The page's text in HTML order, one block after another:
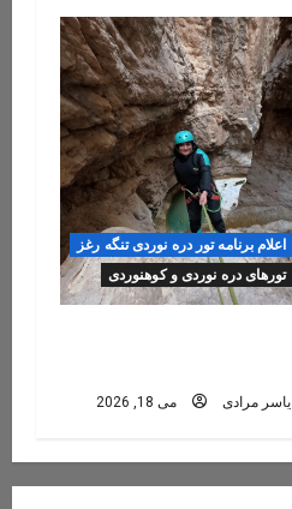
اعلام برنامه تور دره نوردی تنگه رغز
تورهای دره نوردی و کوهنوردی
یاسر مرادی می 18, 2026